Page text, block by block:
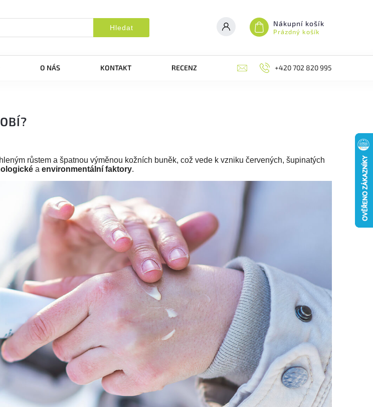
Hledat Nákupní košík
Prázdný košík
O NÁS KONTAKT RECENZE BLOG MOJE OBJEDNÁVKA
+420 702 820 995
růstem a špatnou výměnou kožních buněk, což vede k vzniku červených, šupinatých
a environmentální faktory.